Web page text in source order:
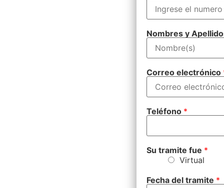
Nombres y
Correo electrónico
Teléfono *
Su tramite fue *
Virtual
Fecha del tramite *